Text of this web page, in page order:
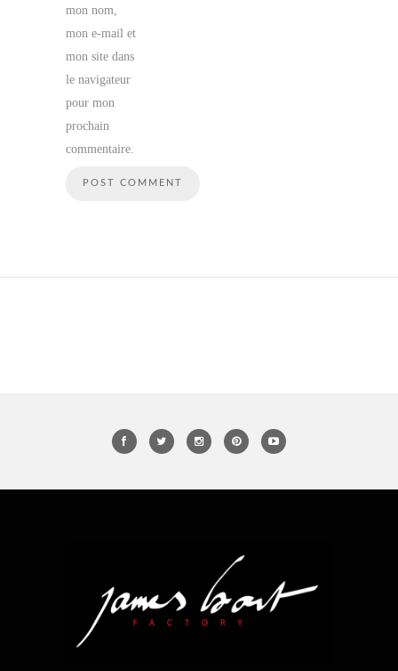
mon nom,
mon e-mail et
mon site dans
le navigateur
pour mon
prochain
commentaire.